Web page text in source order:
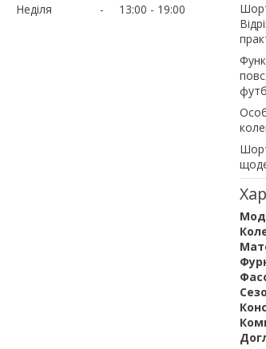
Неділя
13:00 19:00